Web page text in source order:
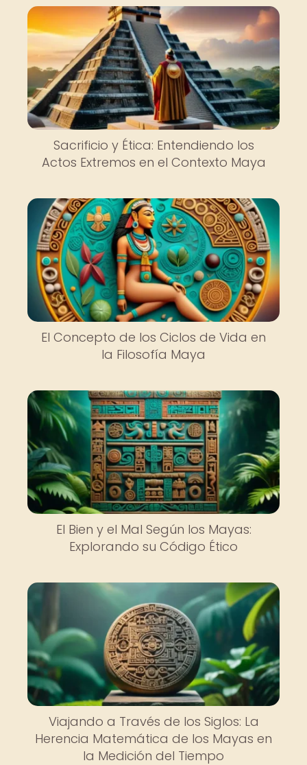
Sacrificio y Ética: Entendiendo los
Actos Extremos en el Contexto Maya
El Concepto de los Ciclos de Vida en
la Filosofía Maya
El Bien y el Mal Según los Mayas:
Explorando su Código Ético
Viajando a Través de los Siglos: La
Herencia Matemática de los Mayas en
la Medición del Tiempo